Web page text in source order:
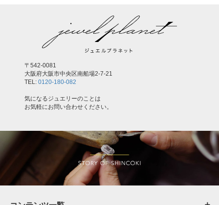
〒542-0081
大阪府大阪市中央区南船場2-7-21
TEL: 0120-180-082
気になるジュエリーのことは
お気軽にお問い合わせください。